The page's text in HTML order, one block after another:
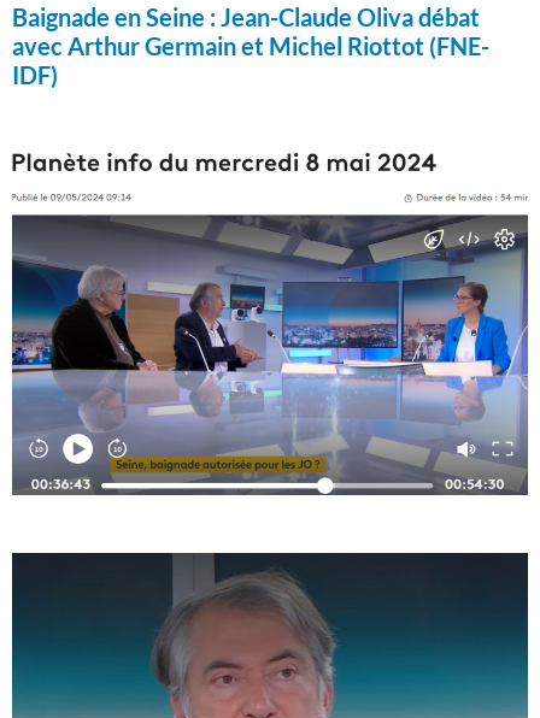
Baignade en Seine : Jean-Claude Oliva débat
avec Arthur Germain et Michel Riottot (FNE-
IDF)